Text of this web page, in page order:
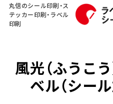
丸信のシール印刷・ス
テッカー印刷・ラベル
印刷
風光（ふうこ
ベル（シー